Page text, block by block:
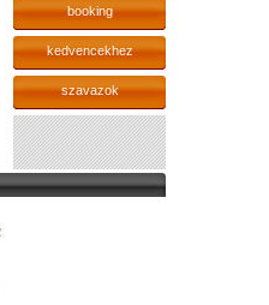
booking
kedvencekhez
szavazok